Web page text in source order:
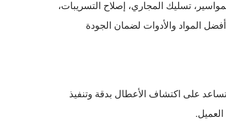
تسليك المجاري، إصلاح التسريبات،
المواد والأدوات لضمان الجودة
على اكتشاف الأعطال بدقة وتنفيذ